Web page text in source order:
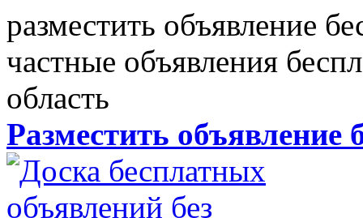
разместить объявление
частные объявления
область
Разместить объявление